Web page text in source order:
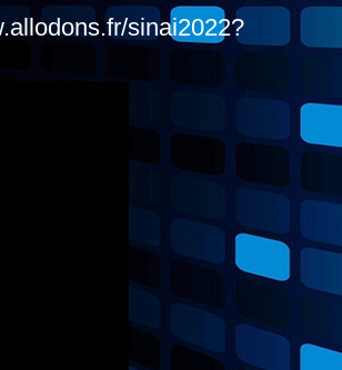
sinai2022?